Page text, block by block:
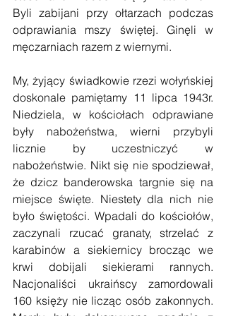
Byli zabijani przy ołtarzach podczas
odprawiania mszy świętej. Ginęli w
męczarniach razem z wiernymi.
My, żyjący świadkowie rzezi wołyńskiej
doskonale pamiętamy 11 lipca 1943r.
Niedziela, w kościołach odprawiane
były nabożeństwa, wierni przybyli
licznie by uczestniczyć w
nabożeństwie. Nikt się nie spodziewał,
że dzicz banderowska targnie się na
miejsce święte. Niestety dla nich nie
było świętości. Wpadali do kościołów,
zaczynali rzucać granaty, strzelać z
karabinów a siekiernicy brocząc we
krwi dobijali siekierami rannych.
Nacjonaliści ukraińscy zamordowali
160 księży nie licząc osób zakonnych.